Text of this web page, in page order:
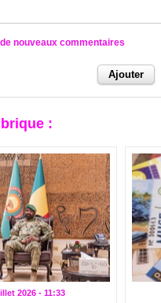
nouveaux commentaires
:
2026 - 11:33